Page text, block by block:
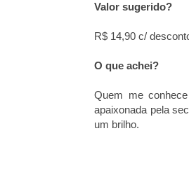
Valor sugerido?
R$ 14,90 c/
O que achei?
Quem me
apaixonada pela
um brilho.